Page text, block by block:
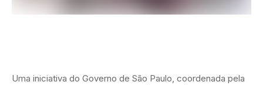
Uma iniciativa do Governo de São Paulo, coordenada pela